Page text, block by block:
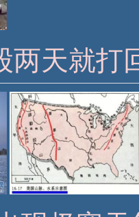
两天就打